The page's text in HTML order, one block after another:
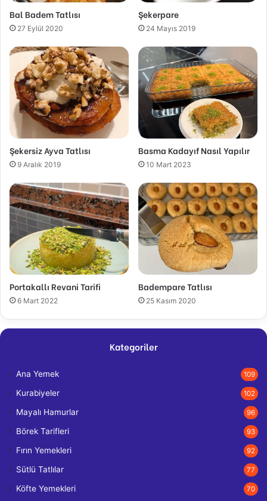
Bal Badem Tatlısı
27 Eylül 2020
Şekerpare
24 Mayıs 2019
Şekersiz Ayva Tatlısı
9 Aralık 2019
Basma Kadayıf Nasıl Yapılır
10 Mart 2023
Portakallı Revani Tarifi
6 Mart 2022
Badempare Tatlısı
25 Kasım 2020
Kategoriler
Ana Yemek 109
Kurabiyeler 102
Mayalı Hamurlar 96
Börek Tarifleri 93
Fırın Yemekleri 92
Sütlü Tatlılar 77
Köfte Yemekleri 70